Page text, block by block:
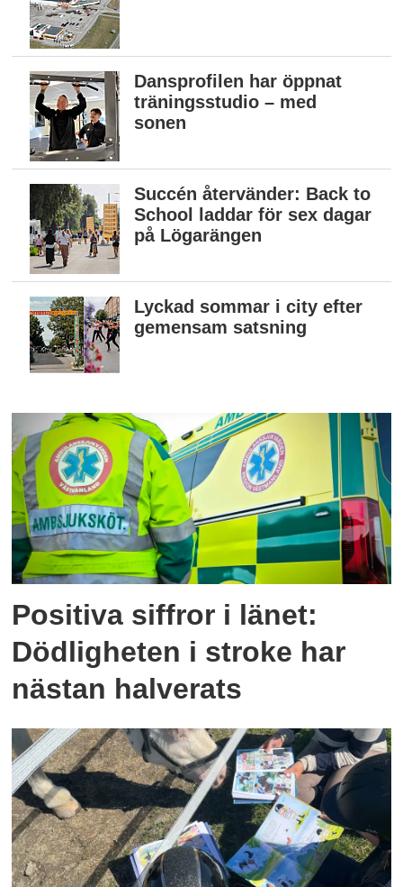
Dansprofilen har öppnat
träningsstudio – med
sonen
Succén återvänder: Back to
School laddar för sex dagar
på Lögarängen
Lyckad sommar i city efter
gemensam satsning
Positiva siffror i länet:
Dödligheten i stroke har
nästan halverats